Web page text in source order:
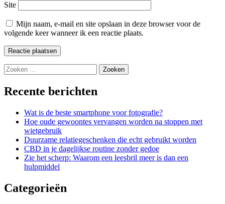
Site
Mijn naam, e-mail en site opslaan in deze browser voor de
volgende keer wanneer ik een reactie plaats.
Zoeken
naar:
Recente berichten
Wat is de beste smartphone voor fotografie?
Hoe oude gewoontes vervangen worden na stoppen met
wietgebruik
Duurzame relatiegeschenken die echt gebruikt worden
CBD in je dagelijkse routine zonder gedoe
Zie het scherp: Waarom een leesbril meer is dan een
hulpmiddel
Categorieën